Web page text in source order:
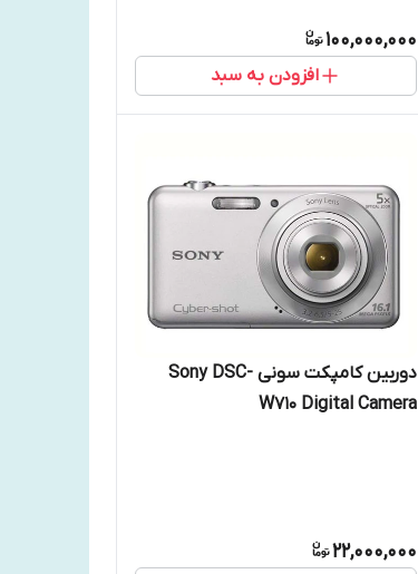
100,000,000
افزودن به سبد
دوربین کامپکت سونی Sony DSC-
W710 Digital Camera
22,000,000